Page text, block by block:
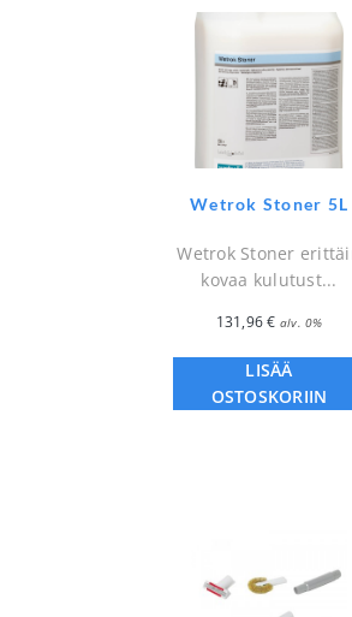
Wetrok Stoner 5L
Wetrok Stoner
kovaa kulutust...
131,96€ alv. 0%
LISÄÄ
OSTOSKORIIN